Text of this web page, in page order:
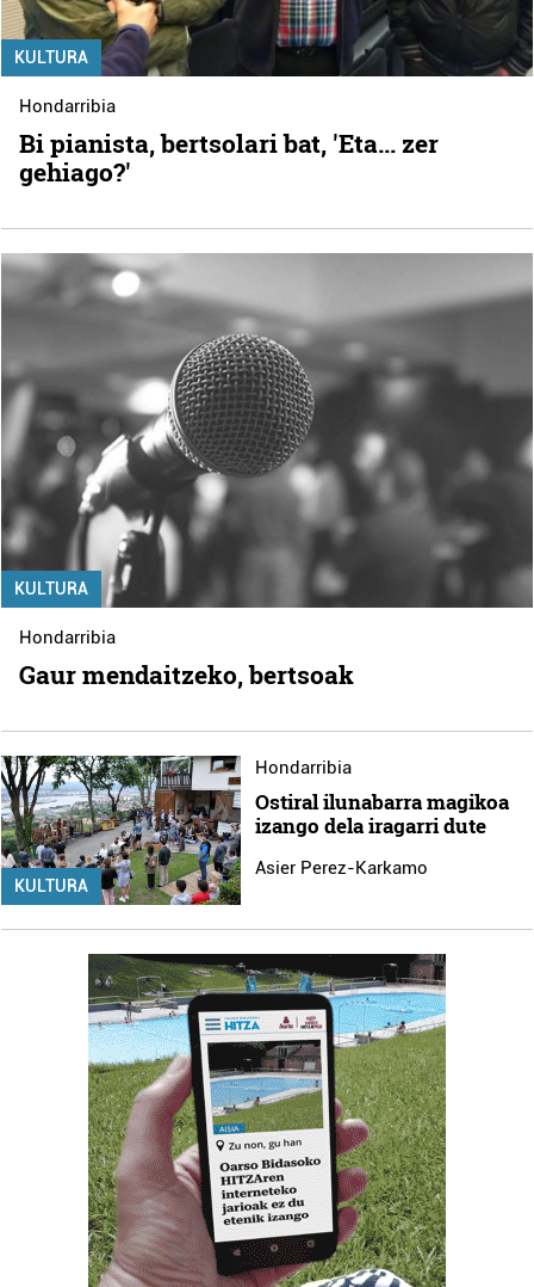
KULTURA
Hondarribia
Bi pianista, bertsolari bat, 'Eta... zer
gehiago?'
KULTURA
Hondarribia
Gaur mendaitzeko, bertsoak
KULTURA
Hondarribia
Ostiral ilunabarra magikoa
izango dela iragarri dute
Asier Perez-Karkamo